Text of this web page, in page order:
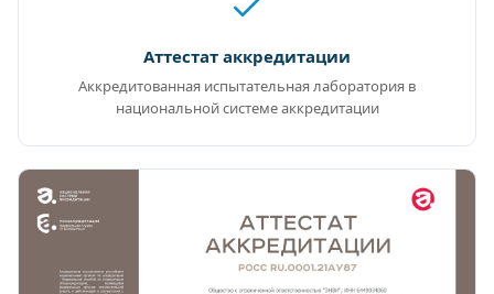
Аттестат аккредитации
Аккредитованная испытательная лаборатория в
национальной системе аккредитации